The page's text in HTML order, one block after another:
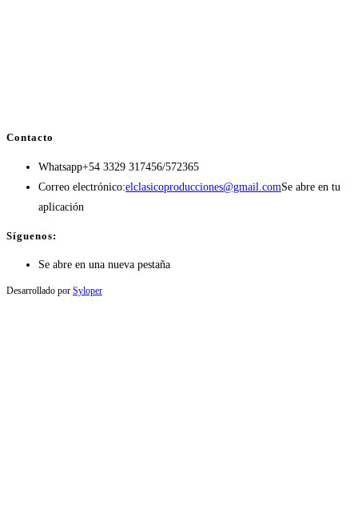
Contacto
Whatsapp+54 3329 317456/572365
Correo electrónico:elclasicoproducciones@gmail.comSe abre en tu
aplicación
Síguenos:
Se abre en una nueva pestaña
Desarrollado por Syloper